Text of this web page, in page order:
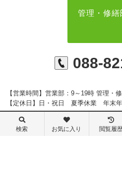
管理・修繕
088-
【営業時間】営業部：9～19時 管理・
【定休日】日・祝日 夏季休業 年末
検索 お気に入り 閲覧履